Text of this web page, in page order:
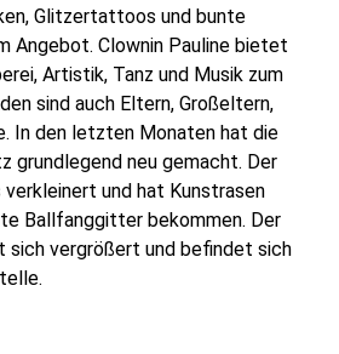
Glitzertattoos und bunte
Angebot. Clownin Pauline bietet
Artistik, Tanz und Musik zum
sind auch Eltern, Großeltern,
In den letzten Monaten hat die
grundlegend neu gemacht. Der
und hat Kunstrasen
Ballfanggitter bekommen. Der
sich vergrößert und befindet sich